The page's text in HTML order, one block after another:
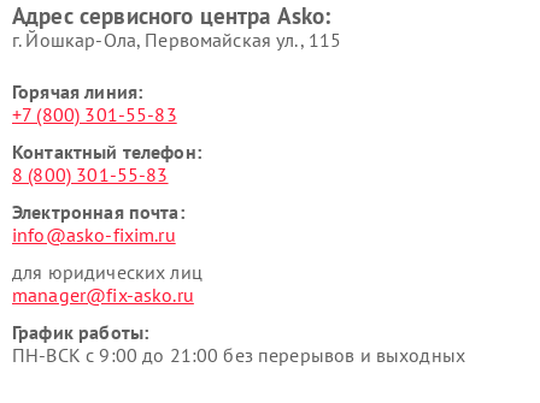
Asko
Адрес сервисного центра Asko:
г. Йошкар-Ола, Первомайская ул., 115
Горячая линия:
+7 (800) 301-55-83
Контактный телефон:
8 (800) 301-55-83
Электронная почта:
info@asko-fixim.ru
для юридических лиц
manager@fix-asko.ru
График работы:
ПН-ВСК с 9:00 до 21:00 без перерывов и выходных